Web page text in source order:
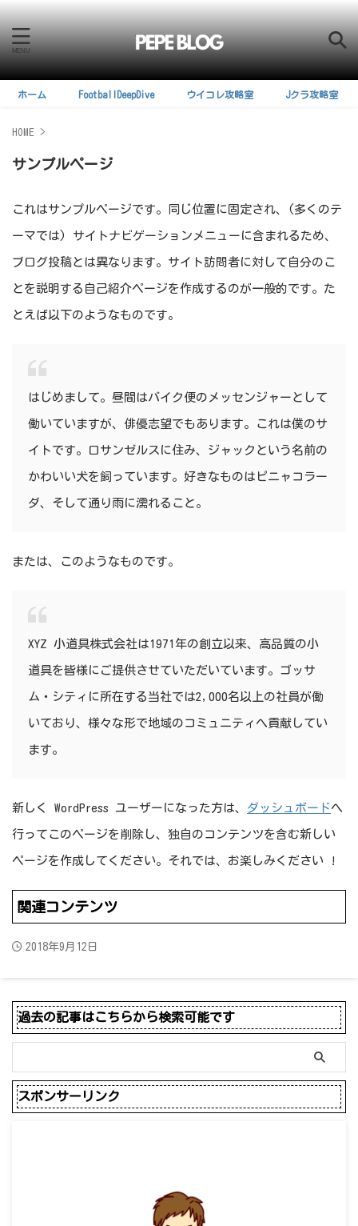
ホーム FootballDeepDive ウイコレ攻略室 Jクラ攻略室
HOME >
サンプルページ
これはサンプルページです。同じ位置に固定され、(多くのテ
ーマでは) サイトナビゲーションメニューに含まれるため、
ブログ投稿とは異なります。サイト訪問者に対して自分のこ
とを説明する自己紹介ページを作成するのが一般的です。た
とえば以下のようなものです。
はじめまして。昼間はバイク便のメッセンジャーとして
働いていますが、俳優志望でもあります。これは僕のサ
イトです。ロサンゼルスに住み、ジャックという名前の
かわいい犬を飼っています。好きなものはピニャコラー
ダ、そして通り雨に濡れること。
または、このようなものです。
XYZ 小道具株式会社は1971年の創立以来、高品質の小
道具を皆様にご提供させていただいています。ゴッサ
ム・シティに所在する当社では2,000名以上の社員が働
いており、様々な形で地域のコミュニティへ貢献してい
ます。
新しく WordPress ユーザーになった方は、 ダッシュボード へ
行ってこのページを削除し、独自のコンテンツを含む新しい
ページを作成してください。それでは、お楽しみください !
関連コンテンツ
2018年9月12日
過去の記事はこちらから検索可能です
スポンサーリンク